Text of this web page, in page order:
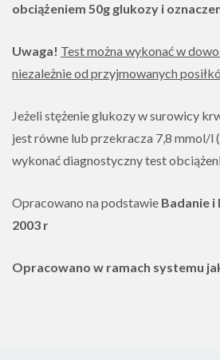
obciążeniem 50g glukozy i
Uwaga! Test można wykonać w
niezależnie od przyjmowanych
Jeżeli stężenie glukozy w surowicy
jest równe lub przekracza 7,8 mmol/l
wykonać diagnostyczny test
Opracowano na podstawie Badanie i
2003 r
Opracowano w ramach systemu